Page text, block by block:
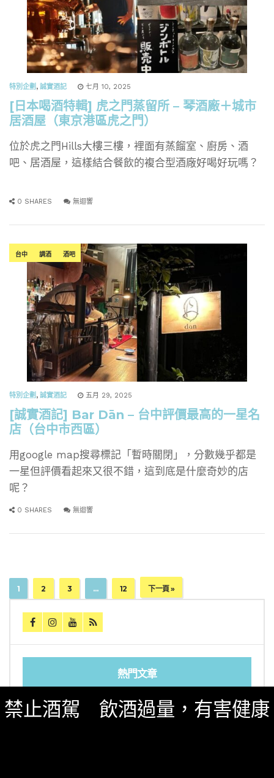
特別企劃 , 誠實酒記 七月 10, 2025
[日本喝酒特輯] 虎之門蒸留所 – 琴酒廠＋城市
居酒屋（東京港區虎之門）
位於虎之門Hills大樓三樓，裡面有蒸餾室、廚房、酒
吧、居酒屋，這樣結合餐飲的複合型酒廠好喝好玩嗎？
0 SHARES 無迴響
台中 調酒 酒吧
特別企劃 , 誠實酒記 五月 29, 2025
[誠實酒記] Bar Dān – 台中評價最高的一星名
店（台中市西區）
用google map搜尋標記「暫時關閉」，分數幾乎都是
一星但評價看起來又很不錯，這到底是什麼奇妙的店
呢？
0 SHARES 無迴響
1 2 3 … 12 下一頁 »
熱門文章
又惹川普不開心！美國向加拿大烈酒重課50%關
禁止酒駕 飲酒過量，有害健康